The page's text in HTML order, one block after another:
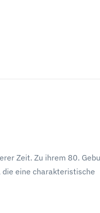
Zeit. Zu ihrem 80.
die eine charak­te­ris­ti­sche